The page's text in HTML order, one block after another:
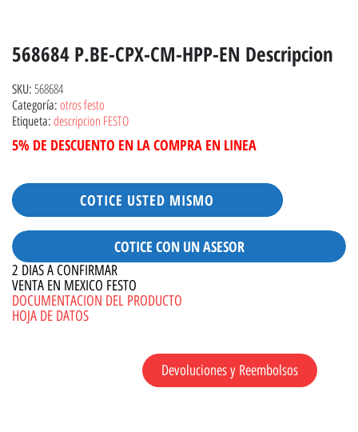
568684 P.BE-CPX-CM-HPP-EN Descripcion
SKU: 568684
Categoría: otros festo
Etiqueta: descripcion FESTO
5% DE DESCUENTO EN LA COMPRA EN LINEA
COTICE USTED MISMO
COTICE CON UN ASESOR
2 DIAS A CONFIRMAR
VENTA EN MEXICO FESTO
DOCUMENTACION DEL PRODUCTO
HOJA DE DATOS
Devoluciones y Reembolsos